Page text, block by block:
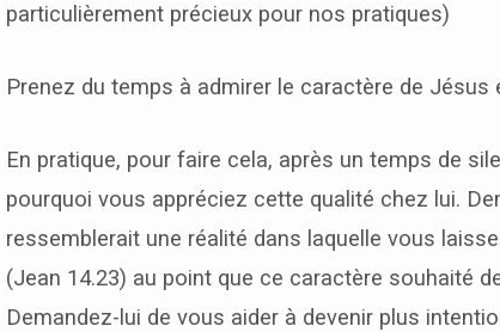
particulièrement précieux pour nos pratiques)
Prenez du temps à admirer le caractère de
En pratique, pour faire cela, après un temps de
pourquoi vous appréciez cette qualité chez lui.
ressemblerait une réalité dans laquelle vous
(Jean 14.23) au point que ce caractère souhaité
Demandez-lui de vous aider à devenir plus